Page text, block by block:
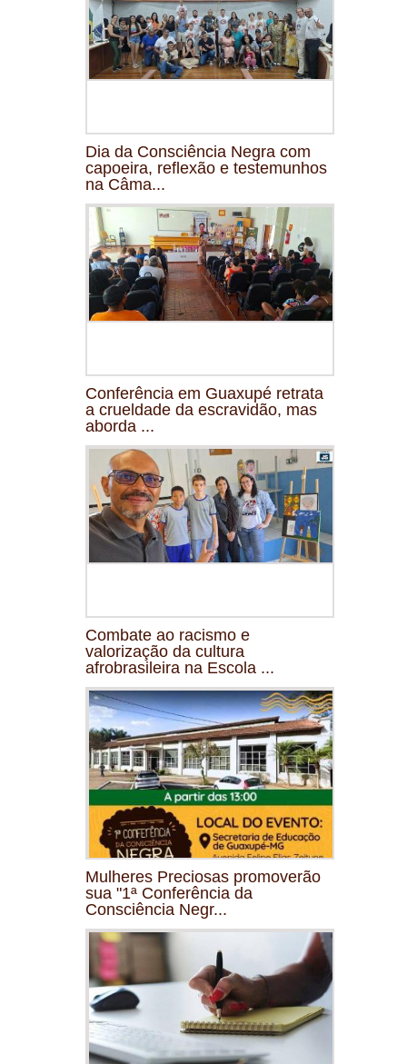
Dia da Consciência Negra com
capoeira, reflexão e testemunhos
na Câma...
Conferência em Guaxupé retrata
a crueldade da escravidão, mas
aborda ...
Combate ao racismo e
valorização da cultura
afrobrasileira na Escola ...
Mulheres Preciosas promoverão
sua "1ª Conferência da
Consciência Negr...